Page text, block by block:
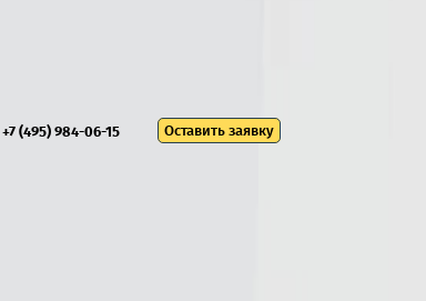
+7 (495) 984-06-15 Оставить заявку